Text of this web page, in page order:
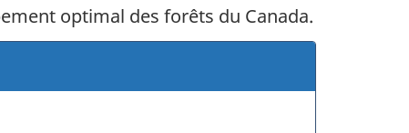
optimal des forêts du Canada.